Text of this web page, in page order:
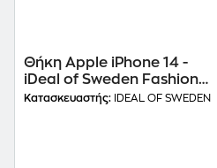
Θήκη Apple iPhone 14 -
iDeal of Sweden Fashion
Case - Mint Swirl Marble
Κατασκευαστής: IDEAL OF SWEDEN